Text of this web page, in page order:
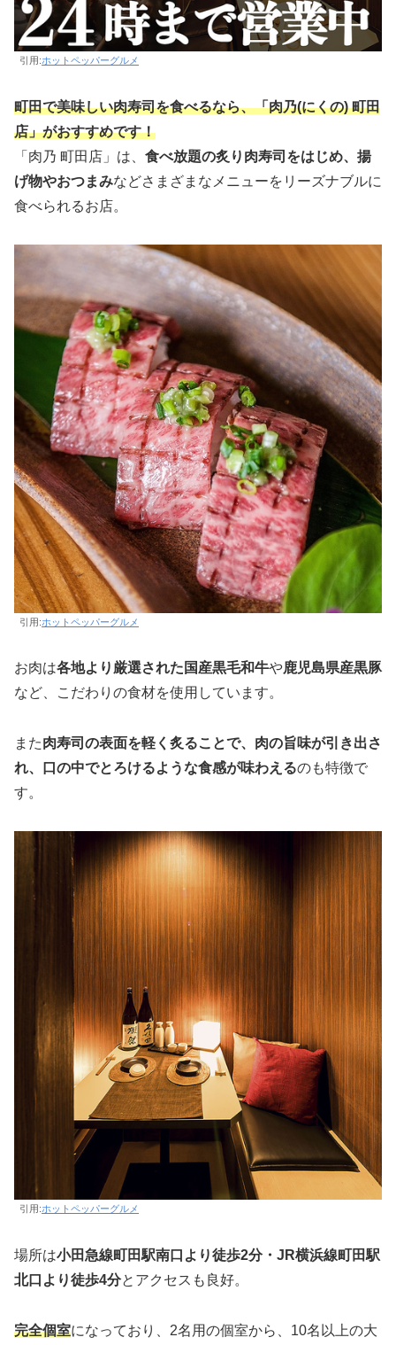
引用:ホットペッパーグルメ
町田で美味しい肉寿司を食べるなら、「肉乃(にくの) 町田
店」がおすすめです！
「肉乃 町田店」は、 食べ放題の炙り肉寿司をはじめ、揚
げ物やおつまみなどさまざまなメニューをリーズナブルに
食べられるお店。
引用:ホットペッパーグルメ
お肉は各地より厳選された国産黒毛和牛や鹿児島県産黒豚
など、こだわりの食材を使用しています。
また肉寿司の表面を軽く炙ることで、肉の旨味が引き出さ
れ、口の中でとろけるような食感が味わえるのも特徴で
す。
引用:ホットペッパーグルメ
場所は小田急線町田駅南口より徒歩2分・JR横浜線町田駅
北口より徒歩4分とアクセスも良好。
完全個室になっており、2名用の個室から、10名以上の大